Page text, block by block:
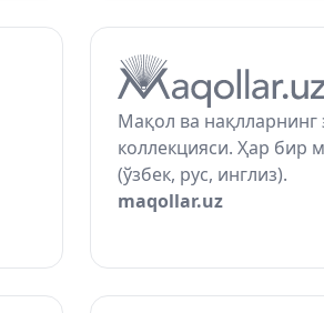
Мақол ва нақлларнинг
коллекцияси. Ҳар бир
(ўзбек, рус, инглиз).
maqollar.uz